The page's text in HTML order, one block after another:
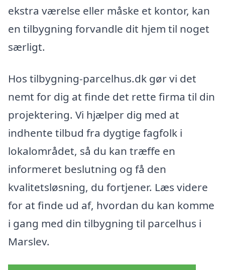
ekstra værelse eller måske et kontor, kan
en tilbygning forvandle dit hjem til noget
særligt.
Hos tilbygning-parcelhus.dk gør vi det
nemt for dig at finde det rette firma til din
projektering. Vi hjælper dig med at
indhente tilbud fra dygtige fagfolk i
lokalområdet, så du kan træffe en
informeret beslutning og få den
kvalitetsløsning, du fortjener. Læs videre
for at finde ud af, hvordan du kan komme
i gang med din tilbygning til parcelhus i
Marslev.